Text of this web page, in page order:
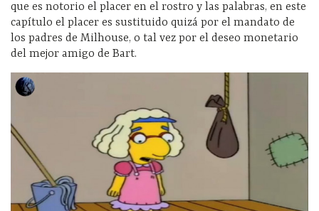
que es notorio el placer en el rostro y las palabras, en este
capítulo el placer es sustituido quizá por el mandato de
los padres de Milhouse, o tal vez por el deseo monetario
del mejor amigo de Bart.